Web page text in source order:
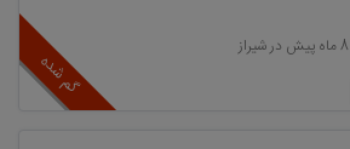
گم شده
8 ماه پیش در شیراز